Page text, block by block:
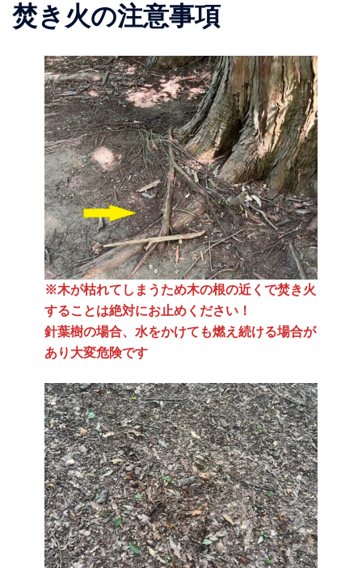
焚き火の注意事項
※木が枯れてしまうため木の根の近くで焚き火
することは絶対にお止めください！
針葉樹の場合、水をかけても燃え続ける場合が
あり大変危険です